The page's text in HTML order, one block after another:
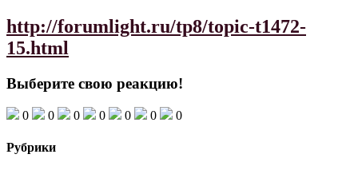
http://forumlight.ru/tp8/topic-t1472-
15.html
Выберите свою реакцию!
0 0 0 0 0 0 0
Рубрики